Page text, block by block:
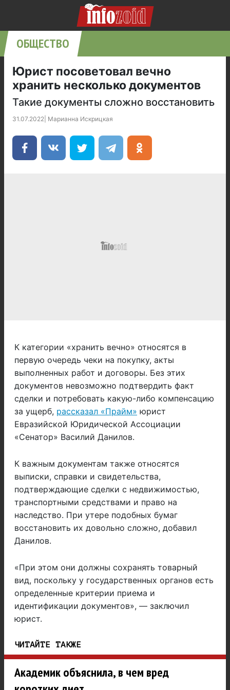
ОБЩЕСТВО
Юрист посоветовал вечно
хранить несколько документов
Такие документы сложно восстановить
31.07.2022 Марианна Искрицкая
К категории «хранить вечно» относятся в
первую очередь чеки на покупку, акты
выполненных работ и договоры. Без этих
документов невозможно подтвердить факт
сделки и потребовать какую-либо компенсацию
за ущерб, рассказал «Прайм» юрист
Евразийской Юридической Ассоциации
«Сенатор» Василий Данилов.
К важным документам также относятся
выписки, справки и свидетельства,
подтверждающие сделки с недвижимостью,
транспортными средствами и право на
наследство. При утере подобных бумаг
восстановить их довольно сложно, добавил
Данилов.
«При этом они должны сохранять товарный
вид, поскольку у государственных органов есть
определенные критерии приема и
идентификации документов», — заключил
юрист.
ЧИТАЙТЕ ТАКЖЕ
Академик объяснила, в чем вред